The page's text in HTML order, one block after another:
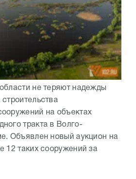
не теряют надежды
на объектах
тракта в Волго-
Объявлен новый аукцион на
12 таких сооружений за